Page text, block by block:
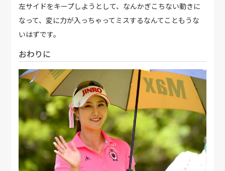
左サイドをキープしようとして、なんかぎこちない動きに
なって、変に力が入っちゃってミスするなんてこともうな
いはずです。
おわりに